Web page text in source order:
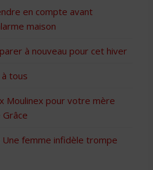
en compte avant
maison
à nouveau pour cet hiver
tous
Moulinex pour votre mère
Grâce
Une femme infidèle trompe